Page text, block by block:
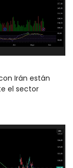
Irán están
el sector